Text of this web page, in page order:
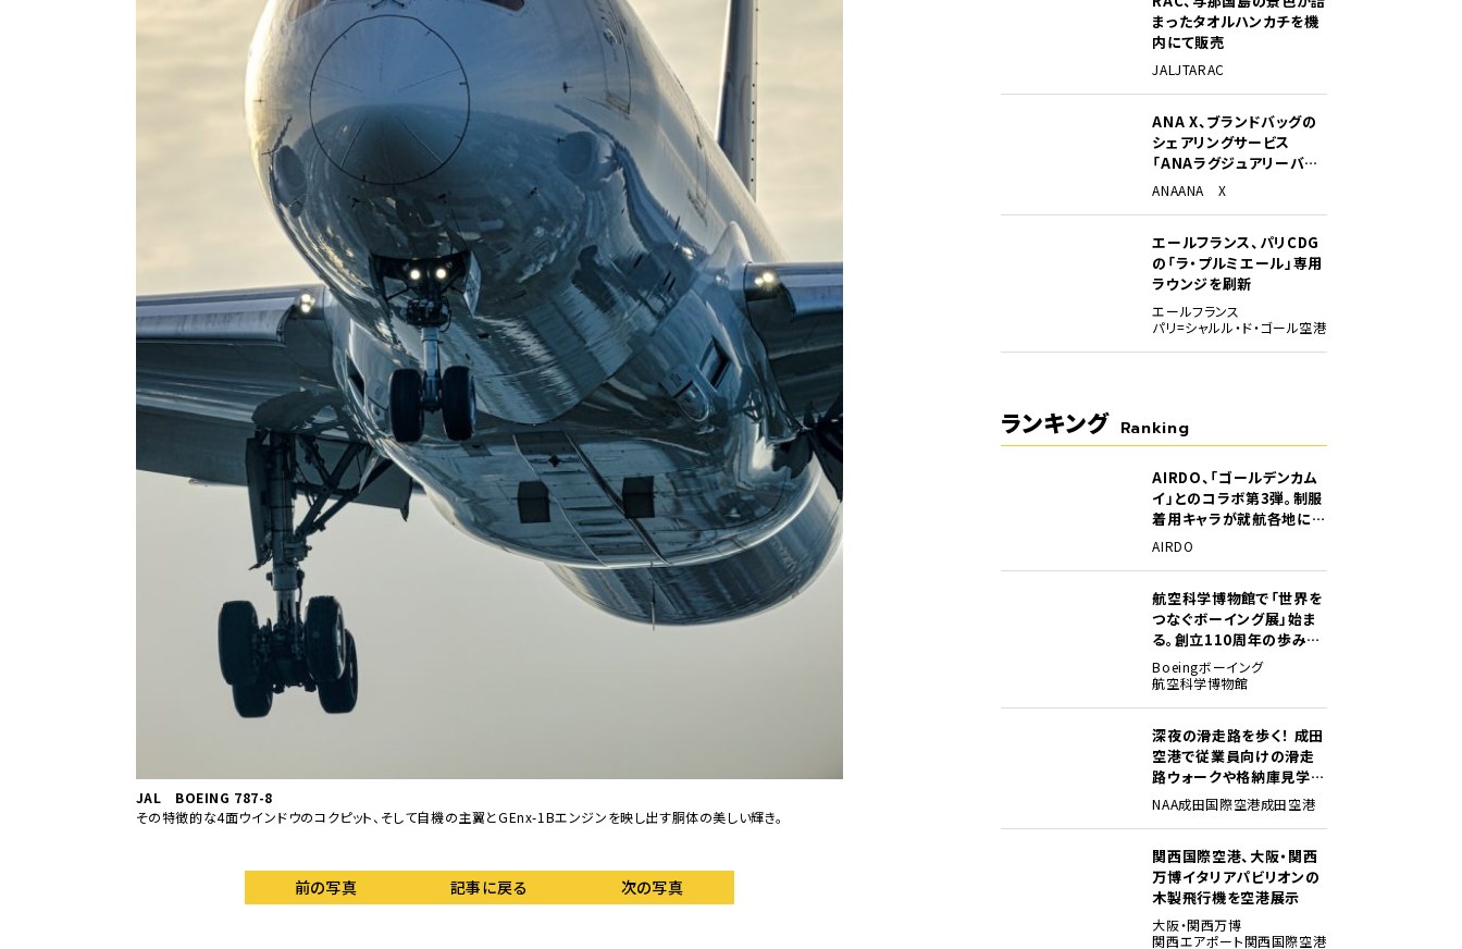
JAL BOEING 787-8
その特徴的な4面ウインドウのコクピット、そして自機の主翼とGEnx-1Bエンジンを映し出す胴体の美しい輝き。
前の写真 記事に戻る 次の写真
まったタオルハンカチを機
内にて販売
JALJTARAC
ANA X、ブランドバッグの
シェアリングサービス
「ANAラグジュアリーバッ
グ」開始
ANAANA X
エールフランス、パリCDG
の「ラ・プルミエール」専用
ラウンジを刷新
エールフランス
パリ=シャルル・ド・ゴール空港
ランキング Ranking
AIRDO、「ゴールデンカム
イ」とのコラボ第3弾。制服
着用キャラが就航各地に登
場
AIRDO
航空科学博物館で「世界を
つなぐボーイング展」始ま
る。創立110周年の歩みを
貴重な資料でたどる
Boeingボーイング
航空科学博物館
深夜の滑走路を歩く！ 成田
空港で従業員向けの滑走
路ウォークや格納庫見学イ
ベントを初開催
NAA成田国際空港成田空港
関西国際空港、大阪・関西
万博イタリアパビリオンの
木製飛行機を空港展示
大阪・関西万博
関西エアポート関西国際空港